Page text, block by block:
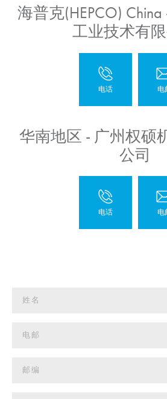
海普克(HEPCO)
工业技术有
华南地区 - 广州权硕
公司